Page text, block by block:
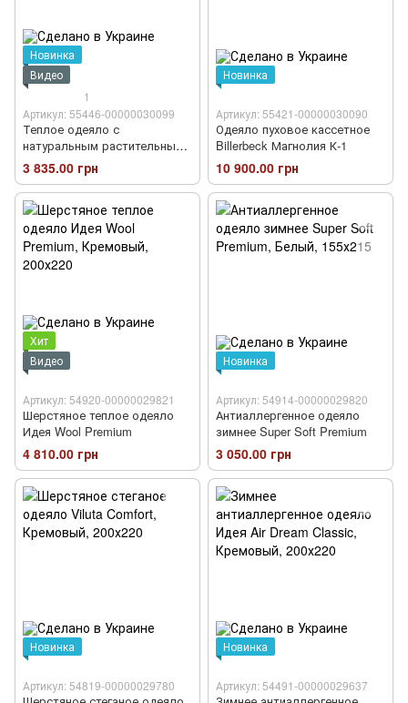
Новинка
Видео
1
Артикул: 55446-00000030099
Теплое одеяло с
натуральным растительным
наполнителем
3 835.00 грн
Новинка
Артикул: 55421-00000030090
Одеяло пуховое кассетное
Billerbeck Магнолия К-1
10 900.00 грн
Хит
Видео
Артикул: 54920-00000029821
Шерстяное теплое одеяло
Идея Wool Premium
4 810.00 грн
Новинка
Артикул: 54914-00000029820
Антиаллергенное одеяло
зимнее Super Soft Premium
3 050.00 грн
Новинка
Артикул: 54819-00000029780
Новинка
Артикул: 54491-00000029637